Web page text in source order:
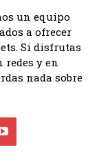
un equipo
a ofrecer
Si disfrutas
redes y en
nada sobre